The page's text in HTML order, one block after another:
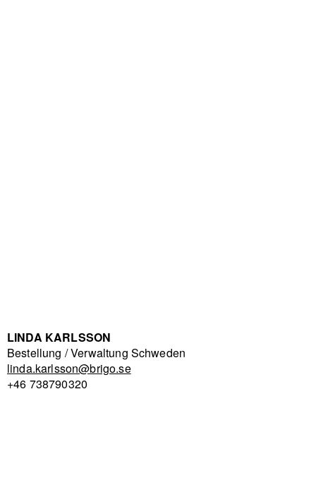
LINDA KARLSSON
Bestellung / Verwaltung Schweden
linda.karlsson@brigo.se
+46 738790320